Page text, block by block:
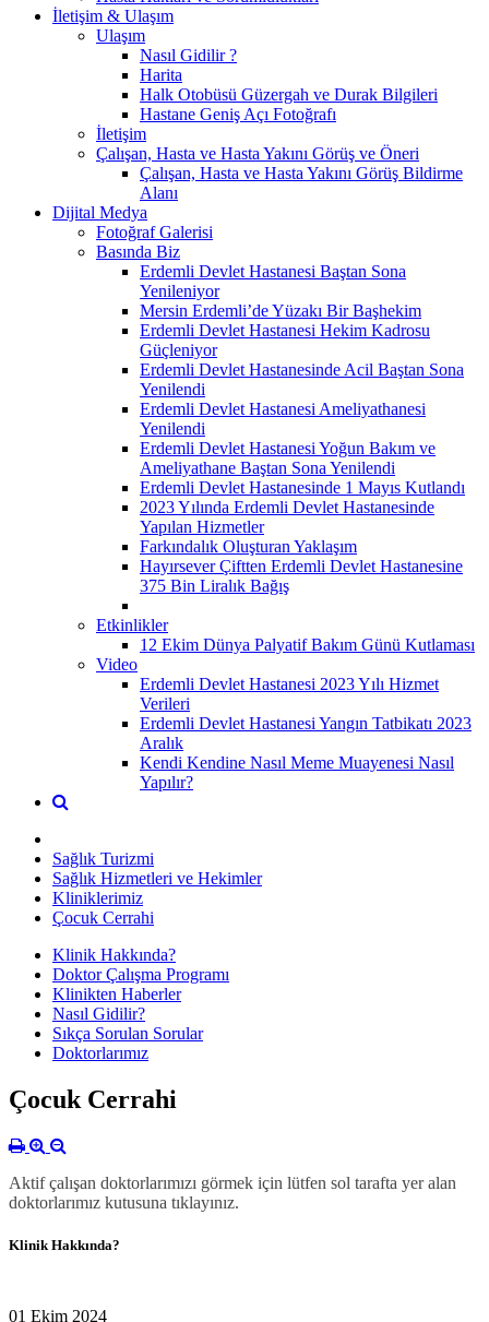
İletişim & Ulaşım
Ulaşım
Nasıl Gidilir ?
Harita
Halk Otobüsü Güzergah ve Durak Bilgileri
Hastane Geniş Açı Fotoğrafı
İletişim
Çalışan, Hasta ve Hasta Yakını Görüş ve Öneri
Çalışan, Hasta ve Hasta Yakını Görüş Bildirme
Alanı
Dijital Medya
Fotoğraf Galerisi
Basında Biz
Erdemli Devlet Hastanesi Baştan Sona
Yenileniyor
Mersin Erdemli’de Yüzakı Bir Başhekim
Erdemli Devlet Hastanesi Hekim Kadrosu
Güçleniyor
Erdemli Devlet Hastanesinde Acil Baştan Sona
Yenilendi
Erdemli Devlet Hastanesi Ameliyathanesi
Yenilendi
Erdemli Devlet Hastanesi Yoğun Bakım ve
Ameliyathane Baştan Sona Yenilendi
Erdemli Devlet Hastanesinde 1 Mayıs Kutlandı
2023 Yılında Erdemli Devlet Hastanesinde
Yapılan Hizmetler
Farkındalık Oluşturan Yaklaşım
Hayırsever Çiftten Erdemli Devlet Hastanesine
375 Bin Liralık Bağış
Etkinlikler
12 Ekim Dünya Palyatif Bakım Günü Kutlaması
Video
Erdemli Devlet Hastanesi 2023 Yılı Hizmet
Verileri
Erdemli Devlet Hastanesi Yangın Tatbikatı 2023
Aralık
Kendi Kendine Nasıl Meme Muayenesi Nasıl
Yapılır?
Sağlık Turizmi
Sağlık Hizmetleri ve Hekimler
Kliniklerimiz
Çocuk Cerrahi
Klinik Hakkında?
Doktor Çalışma Programı
Klinikten Haberler
Nasıl Gidilir?
Sıkça Sorulan Sorular
Doktorlarımız
Çocuk Cerrahi
Aktif çalışan doktorlarımızı görmek için lütfen sol tarafta yer alan
doktorlarımız kutusuna tıklayınız.
Klinik Hakkında?
01 Ekim 2024